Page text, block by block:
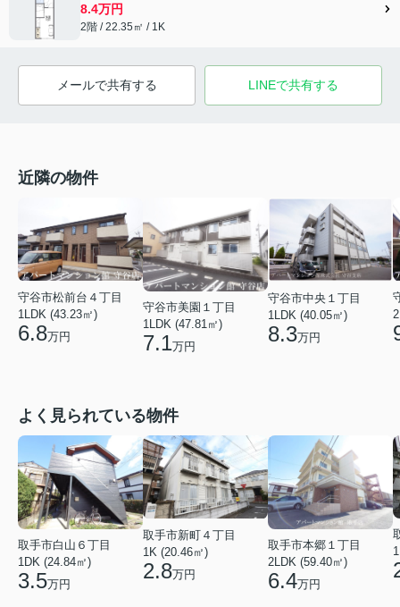
8.4万円
2階 / 22.35㎡ / 1K
メールで共有する LINEで共有する
近隣の物件
守谷市松前台４丁目
1LDK (43.23㎡)
6.8万円
守谷市美園１丁目
1LDK (47.81㎡)
7.1万円
守谷市中央１丁目
1LDK (40.05㎡)
8.3万円
よく見られている物件
取手市白山６丁目
1DK (24.84㎡)
3.5万円
取手市新町４丁目
1K (20.46㎡)
2.8万円
取手市本郷１丁目
2LDK (59.40㎡)
6.4万円